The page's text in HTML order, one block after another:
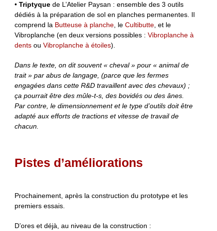
• Triptyque de L’Atelier Paysan : ensemble des 3 outils
dédiés à la préparation de sol en planches permanentes. Il
comprend la Butteuse à planche , le Cultibutte , et le
Vibroplanche (en deux versions possibles : Vibroplanche à
dents ou Vibroplanche à étoiles).
Dans le texte, on dit souvent « cheval » pour « animal de
trait » par abus de langage, (parce que les fermes
engagées dans cette R&D travaillent avec des chevaux) ;
ça pourrait être des mûle-t-s, des bovidés ou des ânes.
Par contre, le dimensionnement et le type d’outils doit être
adapté aux efforts de tractions et vitesse de travail de
chacun.
Pistes d’améliorations
Prochainement, après la construction du prototype et les
premiers essais.
D’ores et déjà, au niveau de la construction :